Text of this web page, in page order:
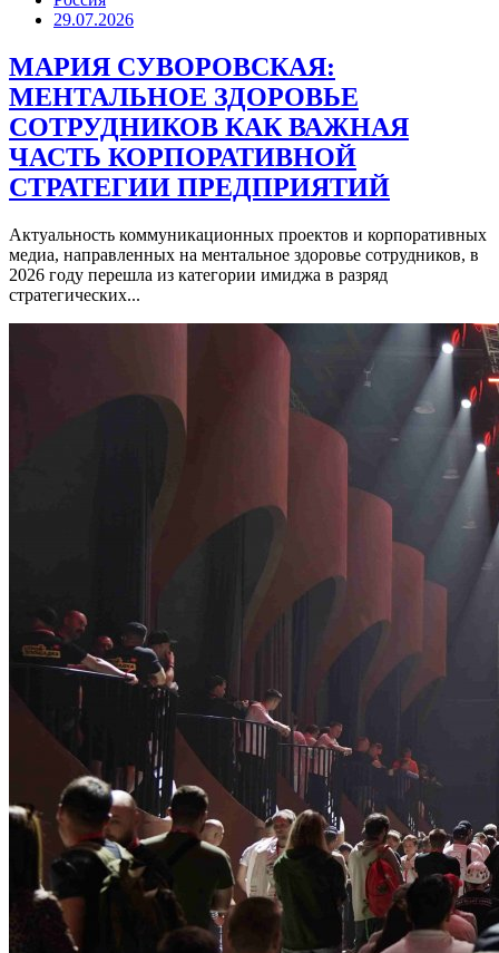
29.07.2026
МАРИЯ СУВОРОВСКАЯ:
МЕНТАЛЬНОЕ ЗДОРОВЬЕ
СОТРУДНИКОВ КАК ВАЖНАЯ
ЧАСТЬ КОРПОРАТИВНОЙ
СТРАТЕГИИ ПРЕДПРИЯТИЙ
Актуальность коммуникационных проектов и корпоративных
медиа, направленных на ментальное здоровье сотрудников, в
2026 году перешла из категории имиджа в разряд
стратегических...